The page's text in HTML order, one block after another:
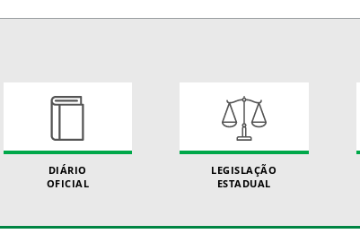
DIÁRIO
OFICIAL
LEGISLAÇÃO
ESTADUAL